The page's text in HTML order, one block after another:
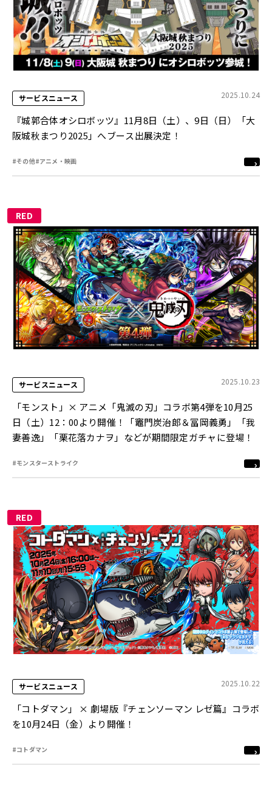
サービスニュース 2025.10.24
『城郭合体オシロボッツ』11月8日（土）、9日（日）「大
阪城秋まつり2025」へブース出展決定！
#その他#アニメ・映画
RED
サービスニュース 2025.10.23
「モンスト」× アニメ「鬼滅の刃」コラボ第4弾を10月25
日（土）12：00より開催！「竈門炭治郎＆冨岡義勇」「我
妻善逸」「栗花落カナヲ」などが期間限定ガチャに登場！
#モンスターストライク
RED
サービスニュース 2025.10.22
「コトダマン」 × 劇場版『チェンソーマン レゼ篇』コラボ
を10月24日（金）より開催！
#コトダマン